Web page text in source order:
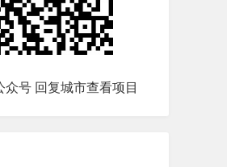
众号 回复城市查看项目